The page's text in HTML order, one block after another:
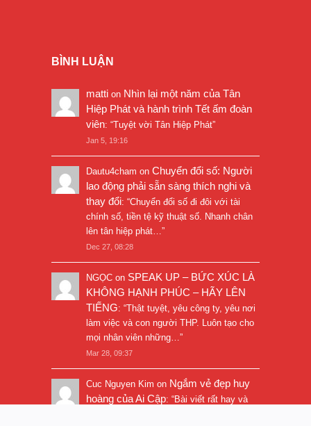
BÌNH LUẬN
matti on Nhìn lại một năm của Tân
Hiệp Phát và hành trình Tết ấm đoàn
viên: “Tuyệt vời Tân Hiệp Phát”
Jan 5, 19:16
Dautu4cham on Chuyển đổi số: Người
lao động phải sẵn sàng thích nghi và
thay đổi: “Chuyển đổi số đi đôi với tài
chính số, tiền tệ kỹ thuật số. Nhanh chân
lên tân hiệp phát… ”
Dec 27, 08:28
NGỌC on SPEAK UP – BỨC XÚC LÀ
KHÔNG HẠNH PHÚC – HÃY LÊN
TIẾNG: “Thật tuyệt, yêu công ty, yêu nơi
làm việc và con người THP. Luôn tạo cho
mọi nhân viên những… ”
Mar 28, 09:37
Cuc Nguyen Kim on Ngắm vẻ đẹp huy
hoàng của Ai Cập: “Bài viết rất hay và